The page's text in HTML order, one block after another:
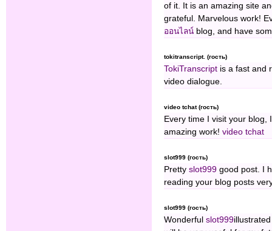
of it. It is an amazing site
grateful. Marvelous work!
ออนไลน์ blog, and have
tokitranscript. (гость)
TokiTranscript is a fast and
video dialogue.
video tchat (гость)
Every time I visit your blog,
amazing work! video tchat
slot999 (гость)
Pretty slot999 good post. I
reading your blog posts
slot999 (гость)
Wonderful slot999